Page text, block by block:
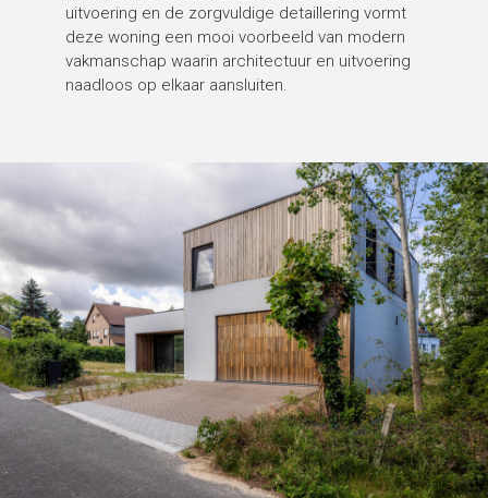
uitvoering en de zorgvuldige detaillering vormt
deze woning een mooi voorbeeld van modern
vakmanschap waarin architectuur en uitvoering
naadloos op elkaar aansluiten.